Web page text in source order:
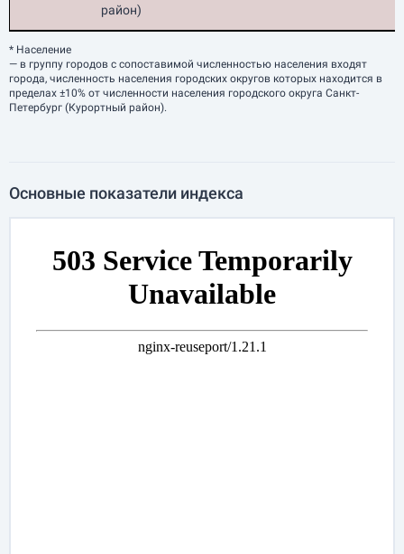
район)
* Население
— в группу городов с сопоставимой численностью населения входят
города, численность населения городских округов которых находится в
пределах ±10% от численности населения городского округа Санкт-
Петербург (Курортный район).
Основные показатели индекса